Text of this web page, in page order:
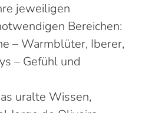
jeweiligen
Bereichen:
– Warmblüter, Iberer,
– Gefühl und
uralte Wissen,